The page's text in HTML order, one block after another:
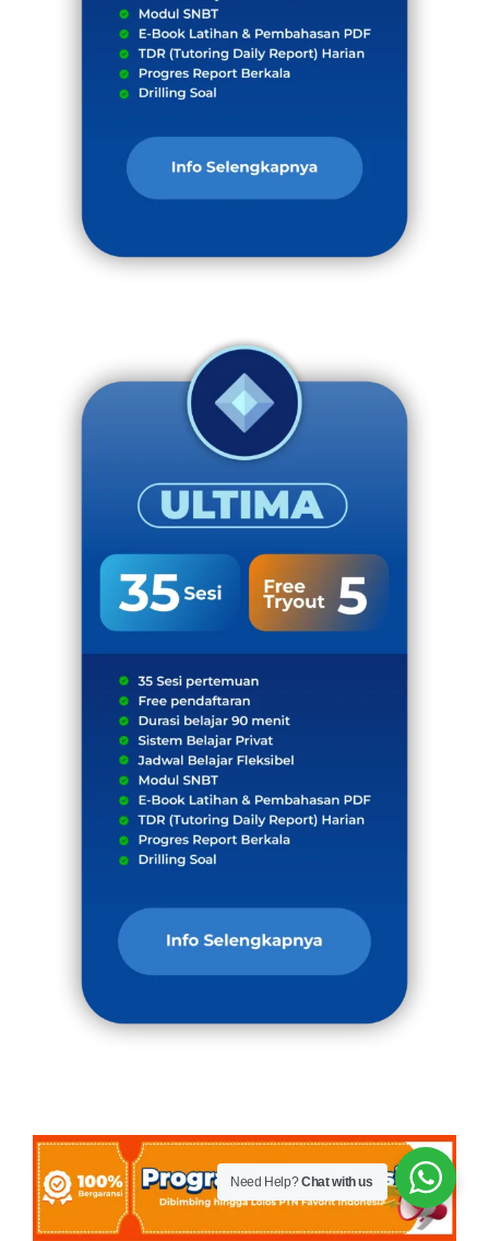
Need Help?Chat with us